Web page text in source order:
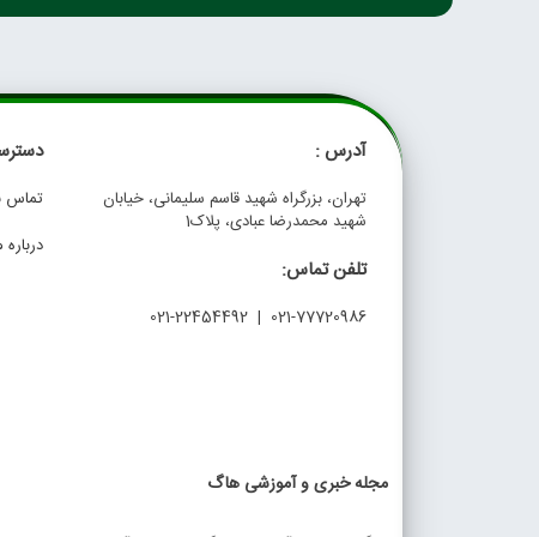
آدرس :
تهران، بزرگراه شهید قاسم سلیمانی، خیابان
شهید محمدرضا عبادی، پلاک1
تلفن تماس:
021-77720986 | 021-22454492
تماس
درباره
مجله خبری و آموزشی هاگ